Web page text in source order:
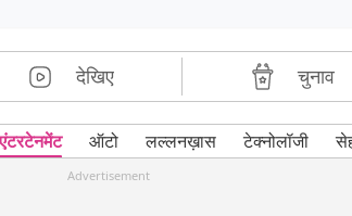
देखिए चुनाव
ऑटो लल्लनख़ास टेक्नोलॉजी
Advertisement